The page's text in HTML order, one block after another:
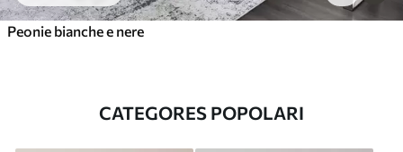
Peonie bianche e nere
CATEGORES POPOLARI